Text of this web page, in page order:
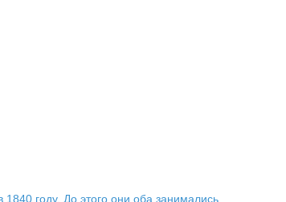
году. До этого они оба занимались